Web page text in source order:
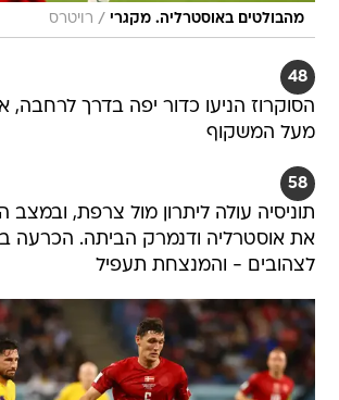
מהבולטים באוסטרליה. מקגרי / רויטרס
48
הסוקרוז הניעו כדור יפה בדרך לרחבה,
מעל המשקוף
58
תוניסיה עולה ליתרון מול צרפת, ובמצב
את אוסטרליה ודנמרק הביתה. הכרעה
לצהובים - והמנצחת תעפיל